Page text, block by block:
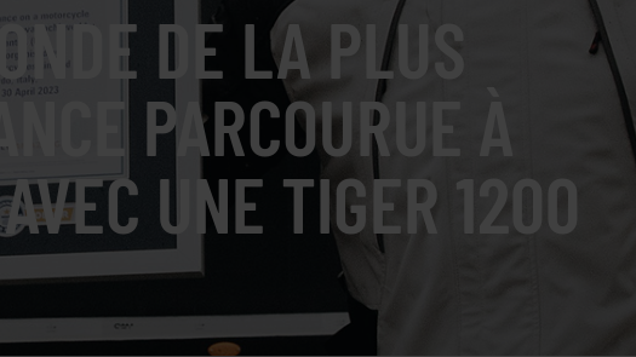
DE LA PLUS
PARCOURUE À
UNE TIGER 1200